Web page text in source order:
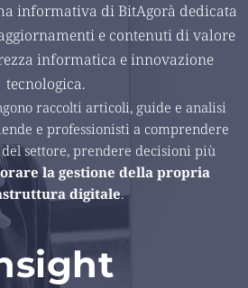
informativa di BitAgorà dedicata
e contenuti di valore
informatica e innovazione
tecnologica.
raccolti articoli, guide e analisi
e professionisti a comprendere
settore, prendere decisioni più
la gestione della propria
digitale.